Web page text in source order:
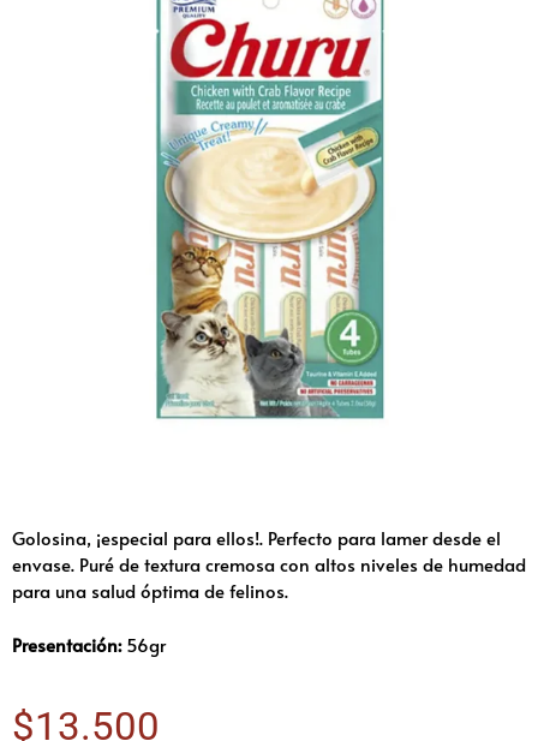
Golosina, ¡especial para ellos!. Perfecto para lamer desde el
envase. Puré de textura cremosa con altos niveles de humedad
para una salud óptima de felinos.
Presentación:56gr
$13.500